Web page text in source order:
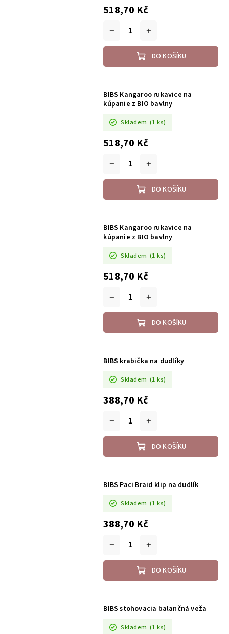
518,70 Kč
DO KOŠÍKU
BIBS Kangaroo rukavice na
kúpanie z BIO bavlny
Skladem (1 ks)
518,70 Kč
DO KOŠÍKU
BIBS Kangaroo rukavice na
kúpanie z BIO bavlny
Skladem (1 ks)
518,70 Kč
DO KOŠÍKU
BIBS krabička na dudlíky
Skladem (1 ks)
388,70 Kč
DO KOŠÍKU
BIBS Paci Braid klip na dudlík
Skladem (1 ks)
388,70 Kč
DO KOŠÍKU
BIBS stohovacia balančná veža
Skladem (1 ks)